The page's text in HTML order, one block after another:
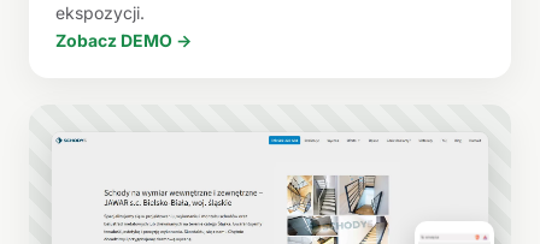
ekspozycji.
Zobacz DEMO →